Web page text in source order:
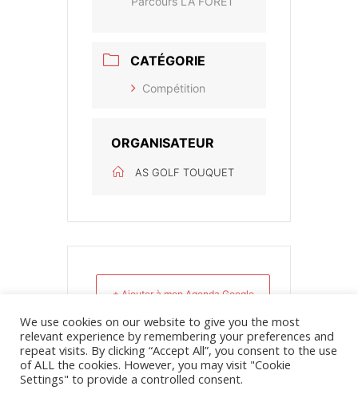
CATÉGORIE
Compétition
ORGANISATEUR
AS GOLF TOUQUET
+ Ajouter à mon Agenda Google
+ iCal / Outlook export
We use cookies on our website to give you the most
relevant experience by remembering your preferences and
repeat visits. By clicking “Accept All”, you consent to the use
of ALL the cookies. However, you may visit "Cookie
Settings" to provide a controlled consent.